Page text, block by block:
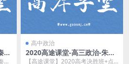
琳
琳
高中政治
2020高途课堂-高三政治-朱法
垚【决胜班】（高清视频百度
【高途课堂】2020高考决胜班+点